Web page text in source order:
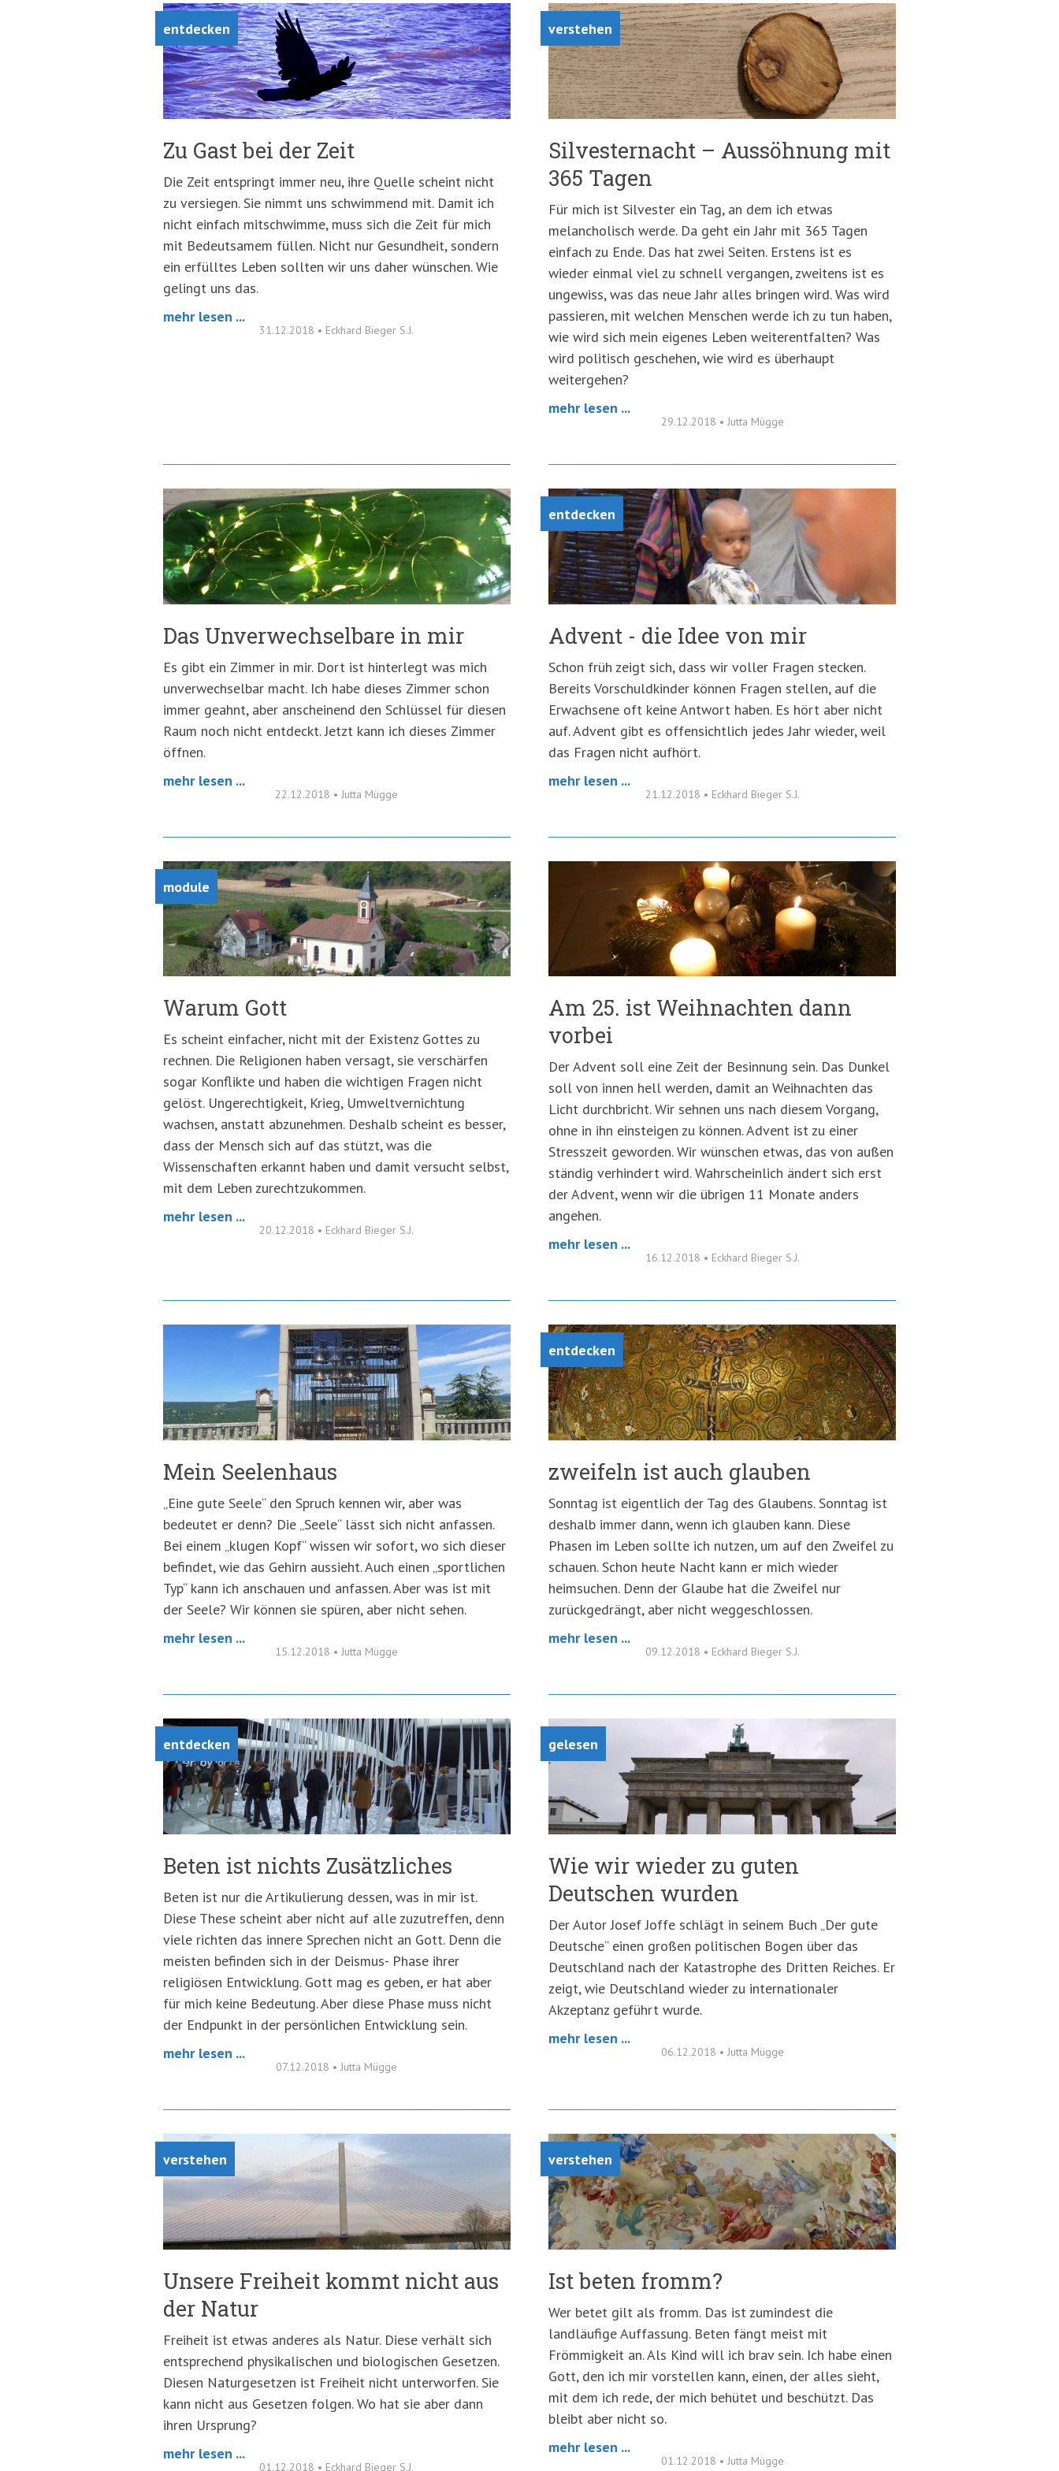
entdecken
Zu Gast bei der Zeit
Die Zeit entspringt immer neu, ihre Quelle scheint nicht
zu versiegen. Sie nimmt uns schwimmend mit. Damit ich
nicht einfach mitschwimme, muss sich die Zeit für mich
mit Bedeutsamem füllen. Nicht nur Gesundheit, sondern
ein erfülltes Leben sollten wir uns daher wünschen. Wie
gelingt uns das.
mehr lesen ...
31.12.2018 • Eckhard Bieger S.J.
verstehen
Silvesternacht – Aussöhnung mit
365 Tagen
Für mich ist Silvester ein Tag, an dem ich etwas
melancholisch werde. Da geht ein Jahr mit 365 Tagen
einfach zu Ende. Das hat zwei Seiten. Erstens ist es
wieder einmal viel zu schnell vergangen, zweitens ist es
ungewiss, was das neue Jahr alles bringen wird. Was wird
passieren, mit welchen Menschen werde ich zu tun haben,
wie wird sich mein eigenes Leben weiterentfalten? Was
wird politisch geschehen, wie wird es überhaupt
weitergehen?
mehr lesen ...
29.12.2018 • Jutta Mügge
Das Unverwechselbare in mir
Es gibt ein Zimmer in mir. Dort ist hinterlegt was mich
unverwechselbar macht. Ich habe dieses Zimmer schon
immer geahnt, aber anscheinend den Schlüssel für diesen
Raum noch nicht entdeckt. Jetzt kann ich dieses Zimmer
öffnen.
mehr lesen ...
22.12.2018 •Jutta Mügge
entdecken
Advent - die Idee von mir
Schon früh zeigt sich, dass wir voller Fragen stecken.
Bereits Vorschuldkinder können Fragen stellen, auf die
Erwachsene oft keine Antwort haben. Es hört aber nicht
auf. Advent gibt es offensichtlich jedes Jahr wieder, weil
das Fragen nicht aufhört.
mehr lesen ...
21.12.2018 • Eckhard Bieger S.J.
module
Warum Gott
Es scheint einfacher, nicht mit der Existenz Gottes zu
rechnen. Die Religionen haben versagt, sie verschärfen
sogar Konflikte und haben die wichtigen Fragen nicht
gelöst. Ungerechtigkeit, Krieg, Umweltvernichtung
wachsen, anstatt abzunehmen. Deshalb scheint es besser,
dass der Mensch sich auf das stützt, was die
Wissenschaften erkannt haben und damit versucht selbst,
mit dem Leben zurechtzukommen.
mehr lesen ...
20.12.2018 • Eckhard Bieger S.J.
Am 25. ist Weihnachten dann
vorbei
Der Advent soll eine Zeit der Besinnung sein. Das Dunkel
soll von innen hell werden, damit an Weihnachten das
Licht durchbricht. Wir sehnen uns nach diesem Vorgang,
ohne in ihn einsteigen zu können. Advent ist zu einer
Stresszeit geworden. Wir wünschen etwas, das von außen
ständig verhindert wird. Wahrscheinlich ändert sich erst
der Advent, wenn wir die übrigen 11 Monate anders
angehen.
mehr lesen ...
16.12.2018 • Eckhard Bieger S.J.
Mein Seelenhaus
„Eine gute Seele“ den Spruch kennen wir, aber was
bedeutet er denn? Die „Seele“ lässt sich nicht anfassen.
Bei einem „klugen Kopf“ wissen wir sofort, wo sich dieser
befindet, wie das Gehirn aussieht. Auch einen „sportlichen
Typ“ kann ich anschauen und anfassen. Aber was ist mit
der Seele? Wir können sie spüren, aber nicht sehen.
mehr lesen ...
15.12.2018 •Jutta Mügge
entdecken
zweifeln ist auch glauben
Sonntag ist eigentlich der Tag des Glaubens. Sonntag ist
deshalb immer dann, wenn ich glauben kann. Diese
Phasen im Leben sollte ich nutzen, um auf den Zweifel zu
schauen. Schon heute Nacht kann er mich wieder
heimsuchen. Denn der Glaube hat die Zweifel nur
zurückgedrängt, aber nicht weggeschlossen.
mehr lesen ...
09.12.2018 • Eckhard Bieger S.J.
entdecken
Beten ist nichts Zusätzliches
Beten ist nur die Artikulierung dessen, was in mir ist.
Diese These scheint aber nicht auf alle zuzutreffen, denn
viele richten das innere Sprechen nicht an Gott. Denn die
meisten befinden sich in der Deismus- Phase ihrer
religiösen Entwicklung. Gott mag es geben, er hat aber
für mich keine Bedeutung. Aber diese Phase muss nicht
der Endpunkt in der persönlichen Entwicklung sein.
mehr lesen ...
07.12.2018 •Jutta Mügge
gelesen
Wie wir wieder zu guten
Deutschen wurden
Der Autor Josef Joffe schlägt in seinem Buch „Der gute
Deutsche“ einen großen politischen Bogen über das
Deutschland nach der Katastrophe des Dritten Reiches. Er
zeigt, wie Deutschland wieder zu internationaler
Akzeptanz geführt wurde.
mehr lesen ...
06.12.2018 • Jutta Mügge
verstehen
Unsere Freiheit kommt nicht aus
der Natur
Freiheit ist etwas anderes als Natur. Diese verhält sich
entsprechend physikalischen und biologischen Gesetzen.
Diesen Naturgesetzen ist Freiheit nicht unterworfen. Sie
kann nicht aus Gesetzen folgen. Wo hat sie aber dann
ihren Ursprung?
mehr lesen ...
01.12.2018 • Eckhard Bieger S.J.
verstehen
Ist beten fromm?
Wer betet gilt als fromm. Das ist zumindest die
landläufige Auffassung. Beten fängt meist mit
Frömmigkeit an. Als Kind will ich brav sein. Ich habe einen
Gott, den ich mir vorstellen kann, einen, der alles sieht,
mit dem ich rede, der mich behütet und beschützt. Das
bleibt aber nicht so.
mehr lesen ...
01.12.2018 • Jutta Mügge